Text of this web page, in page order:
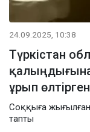
24.09.2025, 10:38
Түркістан
қалыңдығына
ұрып өлтірген
Соққыға
тапты